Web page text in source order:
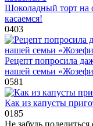
Шоколадный торт на
касаемся!
0403
Рецепт попросила
нашей семьи
0581
Как из капусты
0185
Не забудь